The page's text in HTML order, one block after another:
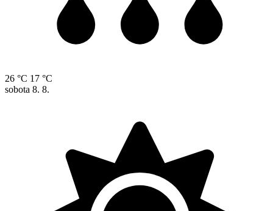
26 °C 17 °C
sobota 8. 8.